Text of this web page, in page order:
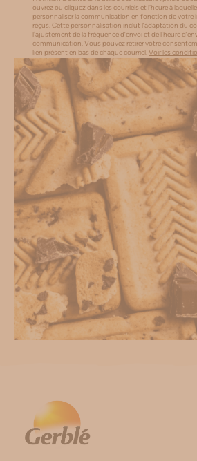
ouvrez ou cliquez dans les courriels et l’heure à
personnaliser la communication en fonction de votre
reçus. Cette personnalisation inclut l’adaptation du
l'ajustement de la fréquence d’envoi et de l’heure
communication. Vous pouvez retirer votre
lien présent en bas de chaque courriel.Voir les